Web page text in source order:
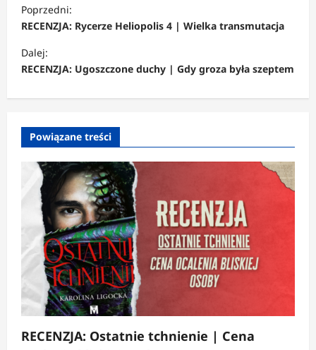
o
b
a
w
p
Poprzedni:
RECENZJA: Rycerze Heliopolis 4 | Wielka transmutacja
Dalej:
RECENZJA: Ugoszczone duchy | Gdy groza była szeptem
Powiązane treści
RECENZJA: Ostatnie tchnienie | Cena